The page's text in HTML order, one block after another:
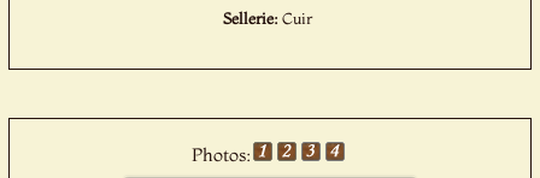
Sellerie: Cuir
Photos: